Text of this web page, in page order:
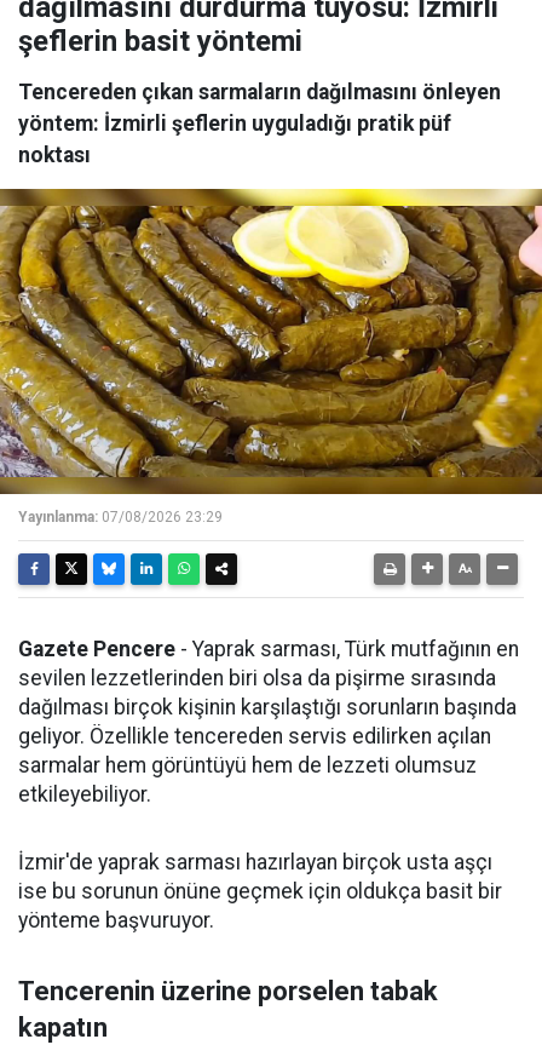
dağılmasını durdurma tüyosu: İzmirli
şeflerin basit yöntemi
Tencereden çıkan sarmaların dağılmasını önleyen
yöntem: İzmirli şeflerin uyguladığı pratik püf
noktası
Yayınlanma: 07/08/2026 23:29
Gazete Pencere - Yaprak sarması, Türk mutfağının en
sevilen lezzetlerinden biri olsa da pişirme sırasında
dağılması birçok kişinin karşılaştığı sorunların başında
geliyor. Özellikle tencereden servis edilirken açılan
sarmalar hem görüntüyü hem de lezzeti olumsuz
etkileyebiliyor.
İzmir'de yaprak sarması hazırlayan birçok usta aşçı
ise bu sorunun önüne geçmek için oldukça basit bir
yönteme başvuruyor.
Tencerenin üzerine porselen tabak
kapatın